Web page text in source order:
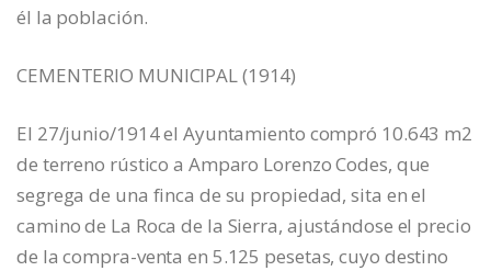
él la población.
CEMENTERIO MUNICIPAL (1914)
El 27/junio/1914 el Ayuntamiento compró 10.643 m2
de terreno rústico a Amparo Lorenzo Codes, que
segrega de una finca de su propiedad, sita en el
camino de La Roca de la Sierra, ajustándose el precio
de la compra-venta en 5.125 pesetas, cuyo destino